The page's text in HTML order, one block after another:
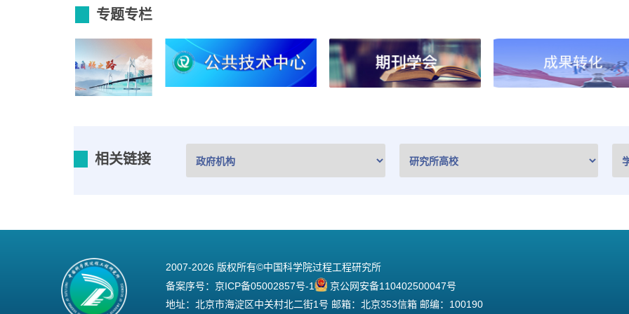
专题专栏
相关链接
2007-2026 版权所有©中国科学院过程工程研究所
备案序号： 京ICP备05002857号-1
京公网安备110402500047号
地址：北京市海淀区中关村北二街1号 邮箱：北京353信箱 邮编：100190